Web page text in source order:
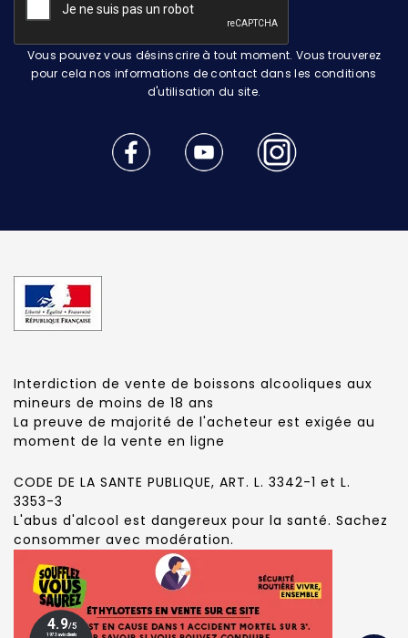
Vous pouvez vous désinscrire à tout moment. Vous trouverez
pour cela nos informations de contact dans les conditions
d'utilisation du site.
Interdiction de vente de boissons alcooliques aux
mineurs de moins de 18 ans
La preuve de majorité de l'acheteur est exigée au
moment de la vente en ligne
CODE DE LA SANTE PUBLIQUE, ART. L. 3342-1 et L.
3353-3
L'abus d'alcool est dangereux pour la santé. Sachez
consommer avec modération.